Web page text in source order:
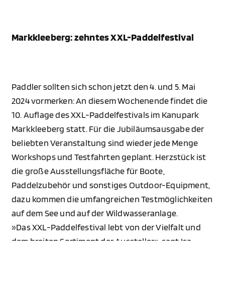
Markkleeberg: zehntes XXL-Paddelfestival
Paddler sollten sich schon jetzt den 4. und 5. Mai
2024 vormerken: An diesem Wochenende findet die
10. Auflage des XXL-Paddelfestivals im Kanupark
Markkleeberg statt. Für die Jubiläumsausgabe der
beliebten Veranstaltung sind wieder jede Menge
Workshops und Testfahrten geplant. Herzstück ist
die große Ausstellungsfläche für Boote,
Paddelzubehör und sonstiges Outdoor-Equipment,
dazu kommen die umfangreichen Testmöglichkeiten
auf dem See und auf der Wildwasseranlage.
»Das XXL-Paddelfestival lebt von der Vielfalt und
dem breiten Sortiment der Aussteller«, sagt Isa